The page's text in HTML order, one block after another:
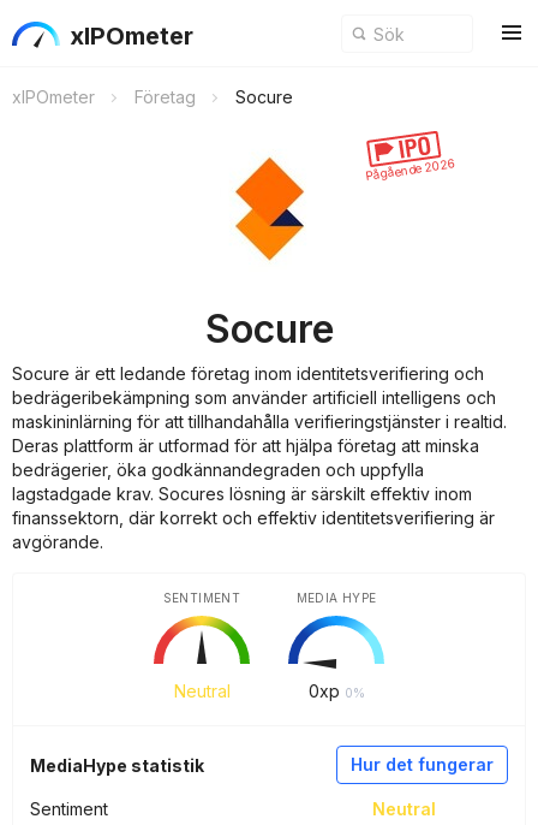
xIPOmeter
xIPOmeter Företag Socure
Pågående 2026
Socure
Socure är ett ledande företag inom identitetsverifiering och
bedrägeribekämpning som använder artificiell intelligens och
maskininlärning för att tillhandahålla verifieringstjänster i realtid.
Deras plattform är utformad för att hjälpa företag att minska
bedrägerier, öka godkännandegraden och uppfylla
lagstadgade krav. Socures lösning är särskilt effektiv inom
finanssektorn, där korrekt och effektiv identitetsverifiering är
avgörande.
Neutral
SENTIMENT
0xp 0%
MEDIA HYPE
Hur det fungerar
MediaHype statistik
Sentiment
Neutral